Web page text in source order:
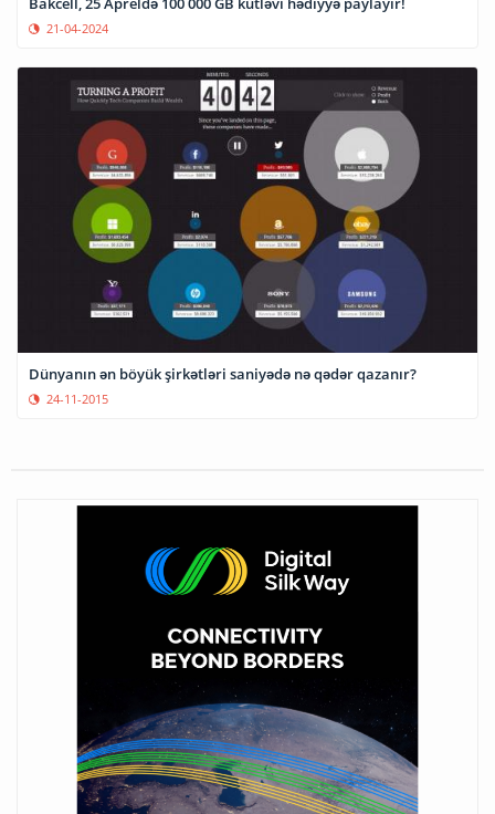
21-04-2024
Dünyanın ən böyük şirkətləri saniyədə nə qədər qazanır?
24-11-2015